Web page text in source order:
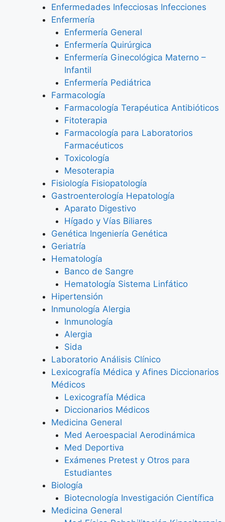
Enfermedades Infecciosas Infecciones
Enfermería
Enfermería General
Enfermería Quirúrgica
Enfermería Ginecológica Materno –
Infantil
Enfermería Pediátrica
Farmacología
Farmacología Terapéutica Antibióticos
Fitoterapia
Farmacología para Laboratorios
Farmacéuticos
Toxicología
Mesoterapia
Fisiología Fisiopatología
Gastroenterología Hepatología
Aparato Digestivo
Hígado y Vías Biliares
Genética Ingeniería Genética
Geriatría
Hematología
Banco de Sangre
Hematología Sistema Linfático
Hipertensión
Inmunología Alergia
Inmunología
Alergia
Sida
Laboratorio Análisis Clínico
Lexicografía Médica y Afines Diccionarios
Médicos
Lexicografía Médica
Diccionarios Médicos
Medicina General
Med Aeroespacial Aerodinámica
Med Deportiva
Exámenes Pretest y Otros para
Estudiantes
Biología
Biotecnología Investigación Científica
Medicina General